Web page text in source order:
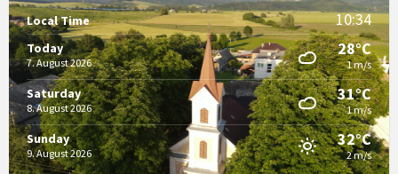
Local Time 10:34
Today
7. August 2026
28°C
1 m/s
Saturday
8. August 2026
31°C
1 m/s
Sunday
9. August 2026
32°C
2 m/s